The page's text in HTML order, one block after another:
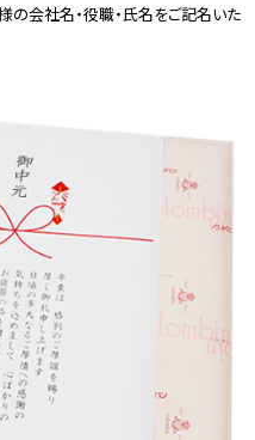
の会社名・役職・氏名をご記名いた